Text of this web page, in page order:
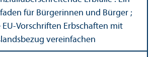
für Bürgerinnen und Bürger ;
EU-Vorschriften Erbschaften mit
vereinfachen